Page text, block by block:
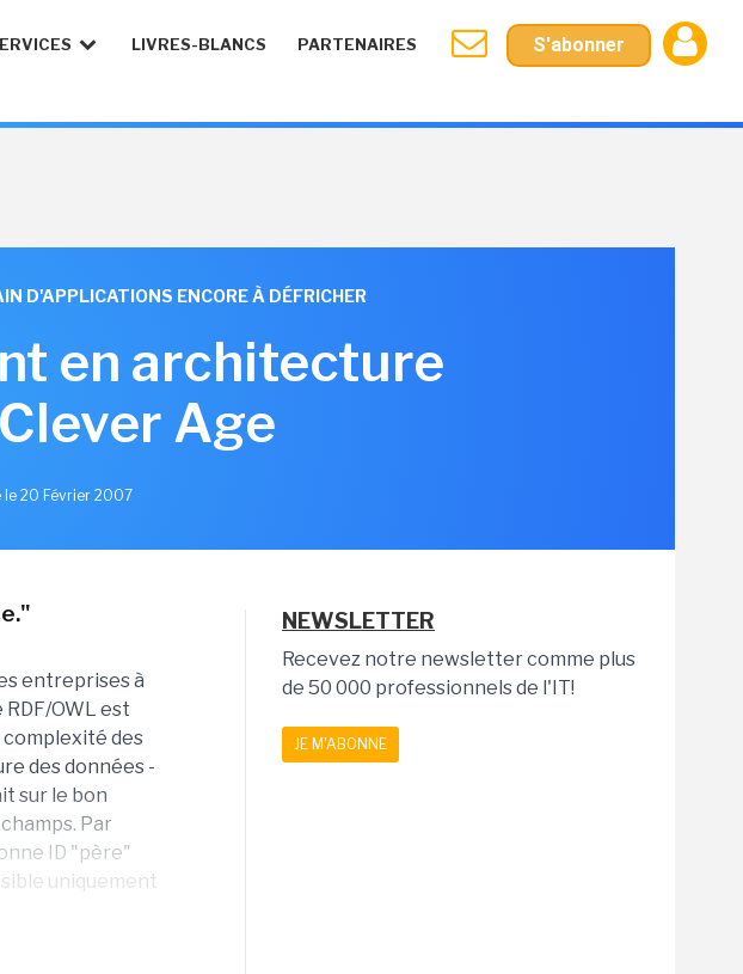
LIVRES-BLANCS PARTENAIRES S'abonner
D'APPLICATIONS ENCORE À DÉFRICHER
en architecture
Age
le 20 Février 2007
entreprises à
OWL est
des
des données -
sur le bon
Par
ID "père"
uniquement
NEWSLETTER
Recevez notre newsletter comme plus
de 50 000 professionnels de l'IT!
JE M'ABONNE